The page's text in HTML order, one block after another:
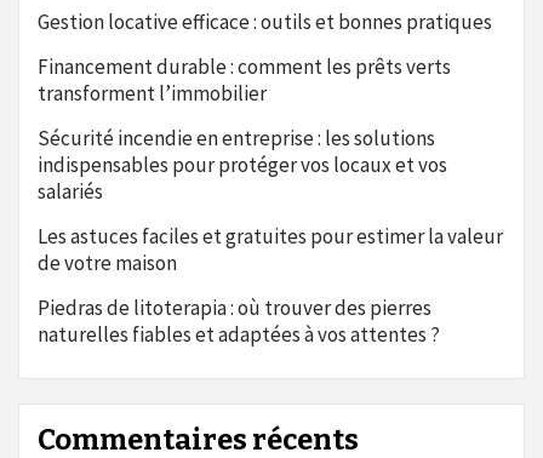
Gestion locative efficace : outils et bonnes pratiques
Financement durable : comment les prêts verts
transforment l’immobilier
Sécurité incendie en entreprise : les solutions
indispensables pour protéger vos locaux et vos
salariés
Les astuces faciles et gratuites pour estimer la valeur
de votre maison
Piedras de litoterapia : où trouver des pierres
naturelles fiables et adaptées à vos attentes ?
Commentaires récents